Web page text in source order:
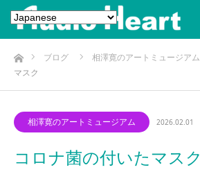
ホームブログ 相澤寛のアートミュージアム
マスク
相澤寛のアートミュージアム 2026.02.01
コロナ菌の付いたマスク